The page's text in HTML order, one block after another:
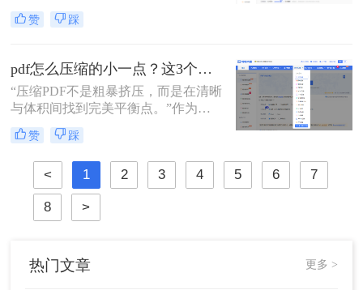
过大的文件体积常导致传输慢、存储
不便。压缩PDF大小成为一项实用技
文将详细介绍几种常用有效方法，帮
助您快速减小PDF体积，提升效率。
无论您是办公人员、学生还是普通用
户，都能找到适合自己的解决方案。
赞 踩
pdf怎么压缩的小一点？这3个高效方法让文件“瘦身”不损质！
​“压缩PDF不是粗暴挤压，而是在清晰
与体积间找到完美平衡点。”作为一
名深耕办公软件测评多年的博主，小
编每天都会收到大量关于PDF处理的
咨询。其中“PDF体积太大无法传
输”“压缩后清晰度暴跌” 成了最高频
的痛点。那么pdf怎么压缩的小一点
呢？今天我将结合实测数据，分享3
赞 踩
< 1 2 3 4 5 6 7
8 >
热门文章 更多 >